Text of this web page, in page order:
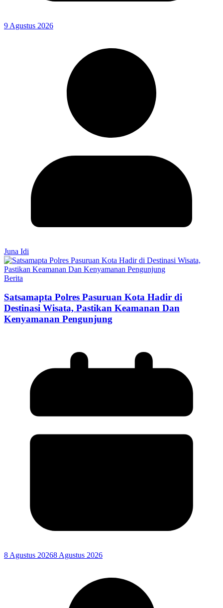
9 Agustus 2026
Juna Idi
Berita
Satsamapta Polres Pasuruan Kota Hadir di
Destinasi Wisata, Pastikan Keamanan Dan
Kenyamanan Pengunjung
8 Agustus 20268 Agustus 2026